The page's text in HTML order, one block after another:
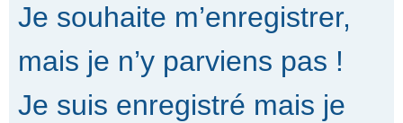
Je souhaite m’enregistrer,
mais je n’y parviens pas !
Je suis enregistré mais je